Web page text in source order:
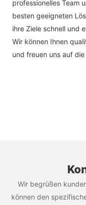
professionelles Team
besten geeigneten
ihre Ziele schnell und
Wir können Ihnen
und freuen uns auf
Wir begrüßen
können den